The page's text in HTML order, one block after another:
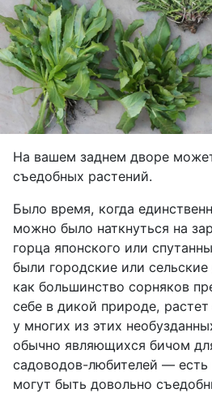
На вашем заднем дворе
съедобных растений.
Было время, когда
можно было наткнуться на
горца японского или
были городские или
как большинство сорняков
себе в дикой природе, растет
у многих из этих
обычно являющихся бичом
садоводов-любителей — есть
могут быть довольно